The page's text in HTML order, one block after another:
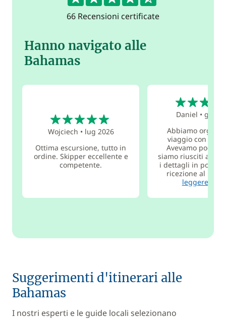
66 Recensioni certificate
Hanno navigato alle
Bahamas
Wojciech • lug 2026
Ottima escursione, tutto in
ordine. Skipper eccellente e
competente.
Daniel •gen
Abbiamo
viaggio con
Avevamo pochi
siamo riusciti a
i dettagli in pochi
ricezione al
leggere di
Suggerimenti d'itinerari alle
Bahamas
I nostri esperti e le guide locali selezionano